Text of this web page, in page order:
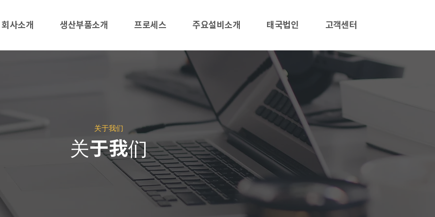
회사소개 생산부품소개 프로세스 주요설비소개 태국법인 고객센터
关于我们
关于我们